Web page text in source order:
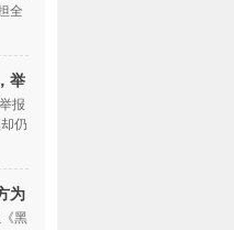
全
举
报
仍
为
黑